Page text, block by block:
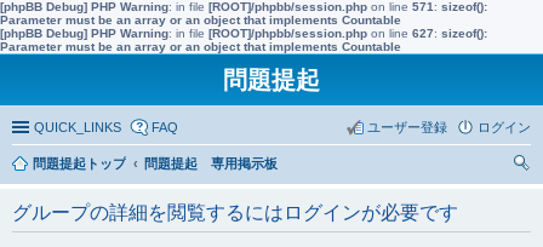
[phpBB Debug] PHP Warning: in file [ROOT]/phpbb/session.php on line 571 : sizeof():
Parameter must be an array or an object that implements Countable
[phpBB Debug] PHP Warning: in file [ROOT]/phpbb/session.php on line 627: sizeof():
Parameter must be an array or an object that implements Countable
問題提起
QUICK_LINKS FAQ ログイン
ユーザー登録
問題提起トップ
問題提起 専用掲示板
グループの詳細を閲覧するにはログインが必要です